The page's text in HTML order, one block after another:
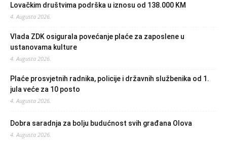
Lovačkim društvima podrška u iznosu od 138.000 KM
4. Augusta 2026.
Vlada ZDK osigurala povećanje plaće za zaposlene u
ustanovama kulture
4. Augusta 2026.
Plaće prosvjetnih radnika, policije i državnih službenika od 1.
jula veće za 10 posto
4. Augusta 2026.
Dobra saradnja za bolju budućnost svih građana Olova
4. Augusta 2026.